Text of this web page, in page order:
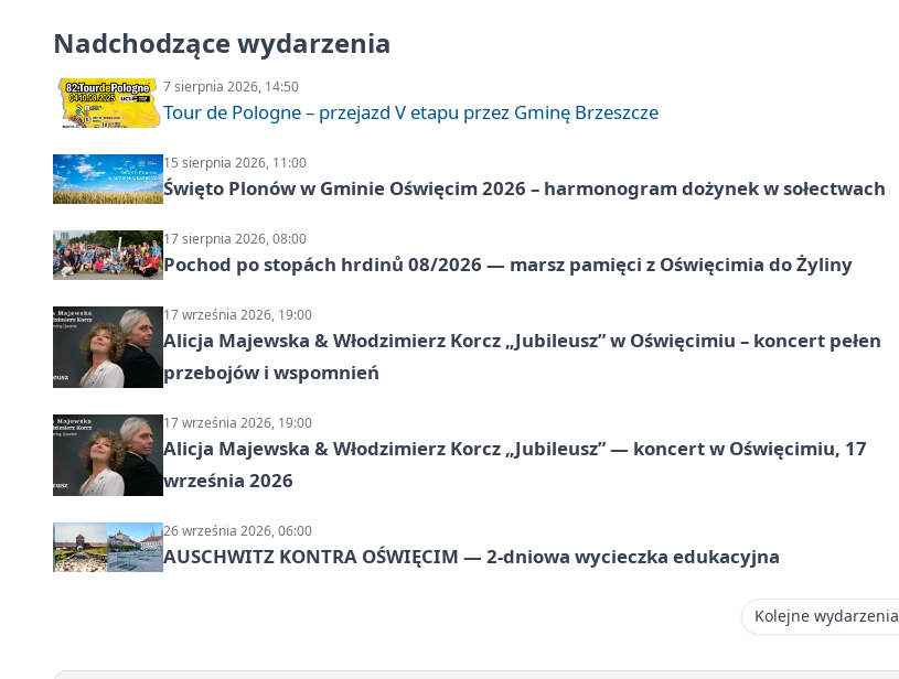
Nadchodzące wydarzenia
7 sierpnia 2026, 14:50
Tour de Pologne – przejazd V etapu przez Gminę Brzeszcze
15 sierpnia 2026, 11:00
Święto Plonów w Gminie Oświęcim 2026 – harmonogram dożynek w sołectwach
17 sierpnia 2026, 08:00
Pochod po stopách hrdinů 08/2026 — marsz pamięci z Oświęcimia do Żyliny
17 września 2026, 19:00
Alicja Majewska & Włodzimierz Korcz „Jubileusz” w Oświęcimiu – koncert pełen
przebojów i wspomnień
17 września 2026, 19:00
Alicja Majewska & Włodzimierz Korcz „Jubileusz” — koncert w Oświęcimiu, 17
września 2026
26 września 2026, 06:00
AUSCHWITZ KONTRA OŚWIĘCIM — 2‑dniowa wycieczka edukacyjna
Kolejne wydarzenia